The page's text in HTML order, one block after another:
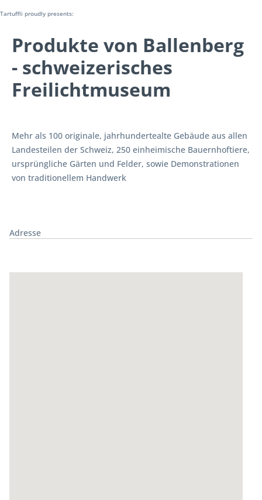
Tartuffli proudly presents:
Produkte von Ballenberg
- schweizerisches
Freilichtmuseum
Mehr als 100 originale, jahrhundertealte Gebäude aus allen
Landesteilen der Schweiz, 250 einheimische Bauernhoftiere,
ursprüngliche Gärten und Felder, sowie Demonstrationen
von traditionellem Handwerk
Adresse